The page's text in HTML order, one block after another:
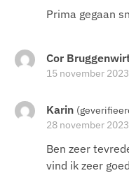
Prima gegaan
Cor
15 november 2023
Karin
28 november 2023
Ben zeer
vind ik zeer